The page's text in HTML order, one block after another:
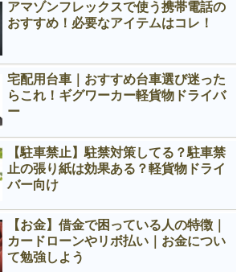
アマゾンフレックスで使う携帯電話の
おすすめ！必要なアイテムはコレ！
宅配用台車｜おすすめ台車選び迷った
らこれ！ギグワーカー軽貨物ドライバ
ー
【駐車禁止】駐禁対策してる？駐車禁
止の張り紙は効果ある？軽貨物ドライ
バー向け
【お金】借金で困っている人の特徴｜
カードローンやリボ払い｜お金につい
て勉強しよう